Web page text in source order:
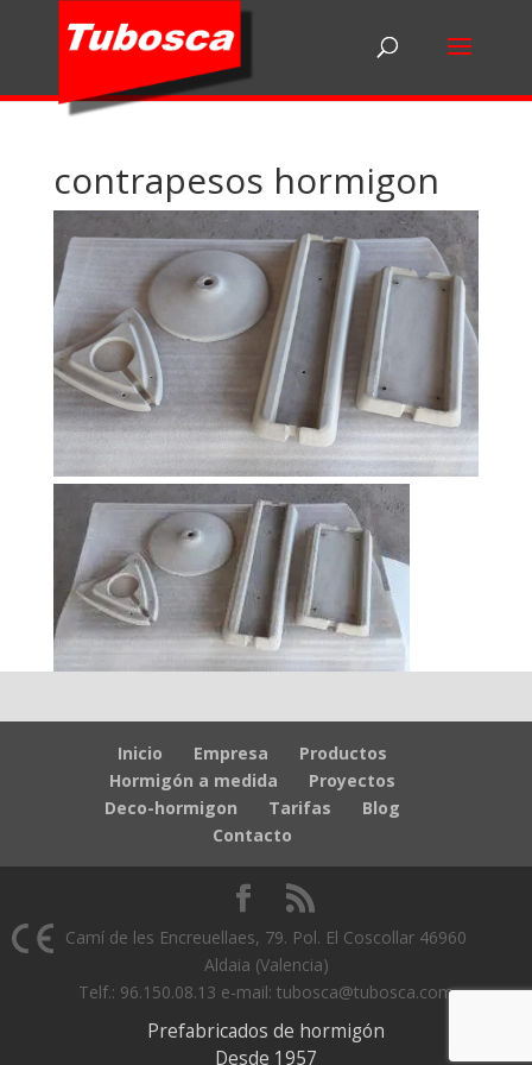
contrapesos hormigon
Inicio Empresa
Productos
Hormigón a medida
Proyectos
Deco-hormigon
Tarifas
Blog
Contacto
Camí de les Encreuellaes, 79. Pol. El Coscollar 46960
Aldaia (Valencia)
Telf.: 96.150.08.13 e-mail: tubosca@tubosca.com
Prefabricados de hormigón
Desde 1957